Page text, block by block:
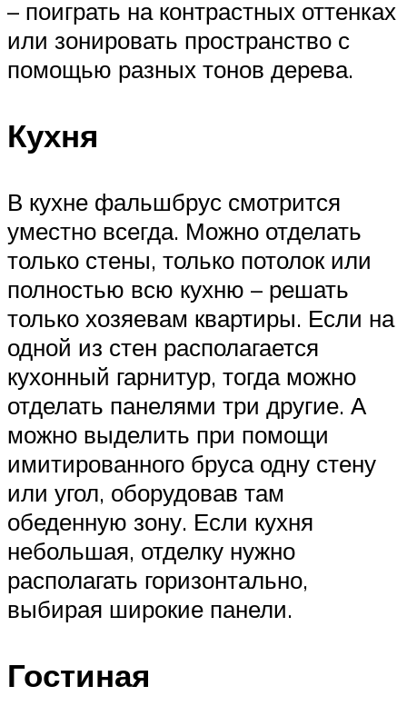
– поиграть на контрастных оттенках
или зонировать пространство с
помощью разных тонов дерева.
Кухня
В кухне фальшбрус смотрится
уместно всегда. Можно отделать
только стены, только потолок или
полностью всю кухню – решать
только хозяевам квартиры. Если на
одной из стен располагается
кухонный гарнитур, тогда можно
отделать панелями три другие. А
можно выделить при помощи
имитированного бруса одну стену
или угол, оборудовав там
обеденную зону. Если кухня
небольшая, отделку нужно
располагать горизонтально,
выбирая широкие панели.
Гостиная